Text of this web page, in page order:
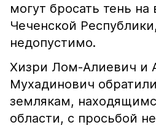
могут бросать тень на
Чеченской
недопустимо.
Хизри Лом-Алиевич и
Мухадинович
землякам,
области, с просьбой